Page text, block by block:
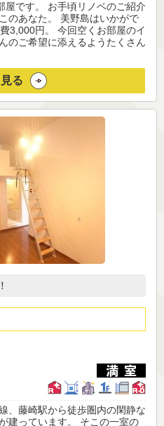
屋です。 お手頃リノベのご紹介
のあなた。 美野島はいかがで
3,000円。 今回空くお部屋のイ
のご希望に添えるようたくさん
る
、藤崎駅から徒歩圏内の閑静な
建っています。 そこの一室の